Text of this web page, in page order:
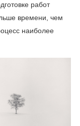
работ
времени, чем
наиболее